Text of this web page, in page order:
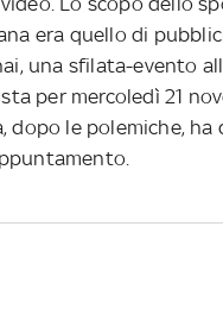
era quello di
una sfilata-evento
per mercoledì 21
dopo le polemiche, ha